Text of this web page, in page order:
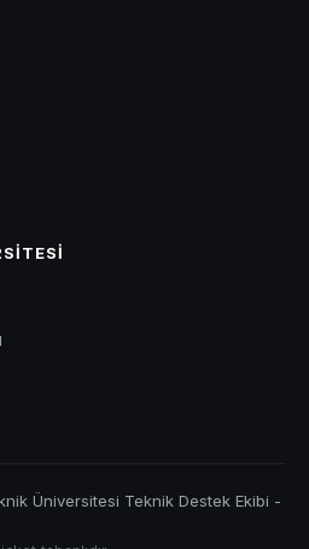
Üniversitesi Teknik Destek Ekibi -